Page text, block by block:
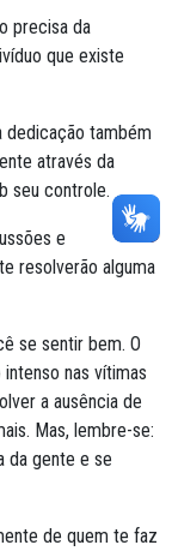
precisa da
que existe
dedicação também
através da
seu controle.
e
resolverão alguma
se sentir bem. O
nas vítimas
a ausência de
Mas, lembre-se:
da gente e se
de quem te faz